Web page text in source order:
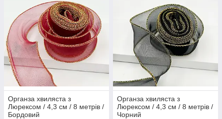
Органза хвиляста з
Люрексом / 4,3 см / 8 метрів /
Бордовий
Органза хвиляста з
Люрексом / 4,3 см / 8 метрів /
Чорний